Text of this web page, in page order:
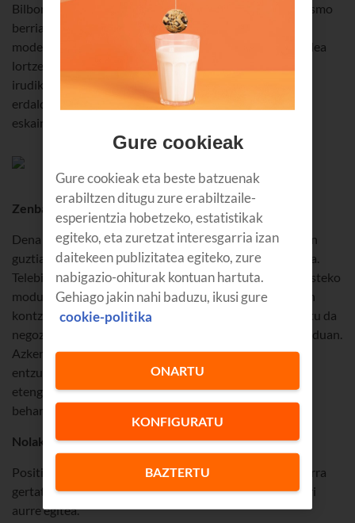
Bilbon hasi ginen. Nahi genuen euskararen aldeko egitasmo
berria Bizkaiko hiriburuan hastea nahi genuen, proiektu
modernoa eta urbanoa izatea. Asko kosta zitzaigun jendea
lortzea eta prestatzea, eta baita nahi genuen eredua
irudikatzea. Lortu genuen Bilbon zeuden toki telebista
erdaldunek baino irudi modernoago eta gaurkotuagoa
eskaintzea. Oso intensoa izan zen. Nekeza.
Zenbat aldatu da urte hauetan guztietan?
Dena aldatu da. Analogikotik digitalera pasa da ekoizpen
guztia. LTD emisioetatik zuntza eta internetera iragan da.
Telebista aparailuak Smart bihurtu dira eta telebista ikusteko
modua erabat aldatu da, telebista lineala baino nahieran
kontzeptua indartu delarik. Hauekin batera erabat aldatu da
negozio eredua. Publizitatea erori egin da telebista munduan.
Azkenik, Sare Sozialak indartsu sartu dira eta ikus-
entzunezkoak kontsumitzeko modu berriak sortu dira,
etengabe formatu eta eskaintza berriak birpentsatzera
behartzen gaituztenak.
Nolakoa izan da eboluzioa, zuen ustez?
Positiboa hitz batean esateko. Baina gogorra. Oso gogorra
gertatzen ari da baliabide gutxirekin hainbeste erronkari
aurre egitea.
Gure cookieak
Gure cookieak eta beste batzuenak
erabiltzen ditugu zure erabiltzaile-
esperientzia hobetzeko, estatistikak
egiteko, eta zuretzat interesgarria izan
daitekeen publizitatea egiteko, zure
nabigazio-ohiturak kontuan hartuta.
Gehiago jakin nahi baduzu, ikusi gure
cookie-politika
KONFIGURATU
BAZTERTU
ONARTU